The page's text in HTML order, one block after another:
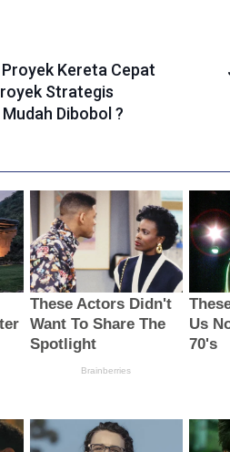
Kereta Cepat
Strategis
Dibobol ?